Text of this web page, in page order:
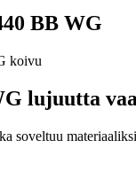
BB WG
koivu
lujuutta
soveltuu